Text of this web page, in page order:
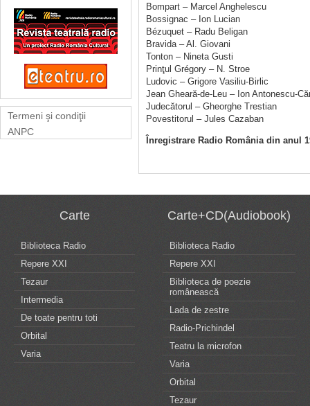
Termeni şi condiţii
ANPC
Bompart – Marcel Anghelescu
Bossignac – Ion Lucian
Bézuquet – Radu Beligan
Bravida – Al. Giovani
Tonton – Nineta Gusti
Prinţul Grégory – N. Stroe
Ludovic – Grigore Vasiliu-Birlic
Jean Gheară-de-Leu – Ion Antonescu-
Judecătorul – Gheorghe Trestian
Povestitorul – Jules Cazaban
Înregistrare Radio România din anul
Carte
Biblioteca Radio
Repere XXI
Tezaur
Intermedia
De toate pentru toti
Orbital
Varia
Carte+CD(Audiobook)
Biblioteca Radio
Repere XXI
Biblioteca de poezie
românească
Lada de zestre
Radio-Prichindel
Teatru la microfon
Varia
Orbital
Tezaur